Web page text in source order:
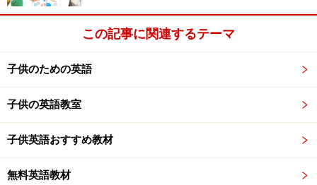
この記事に関連するテーマ
子供のための英語
子供の英語教室
子供英語おすすめ教材
無料英語教材